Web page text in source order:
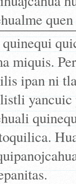
miquis.
ipan ni
yancuic